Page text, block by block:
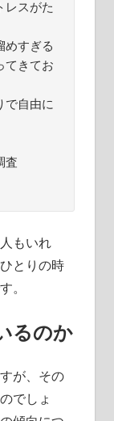
レスがた
めすぎる
てきてお
で自由に
査
もいれ
とりの時
。
るのか
が、その
でしょ